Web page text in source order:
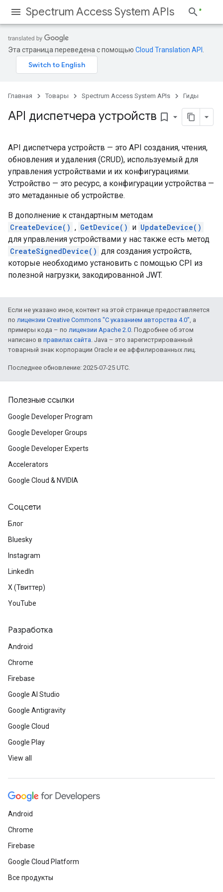
Spectrum Access System APIs
Эта страница переведена с помощью Cloud Translation API
Главная Товары Spectrum Access System APIs Гиды
API диспетчера устройств bookmark_border
API диспетчера устройств — это API создания, чтения,
обновления и удаления (CRUD), используемый для
управления устройствами и их конфигурациями.
Устройство — это ресурс, а конфигурации устройства —
это метаданные об устройстве.
В дополнение к стандартным методам
CreateDevice() , GetDevice() и UpdateDevice()
для управления устройствами у нас также есть метод
CreateSignedDevice() для создания устройств,
которые необходимо установить с помощью CPI из
полезной нагрузки, закодированной JWT.
Если не указано иное, контент на этой странице предоставляется
по лицензии Creative Commons "С указанием авторства 4.0", а
примеры кода – по лицензии Apache 2.0. Подробнее об этом
написано в правилах сайта. Java – это зарегистрированный
товарный знак корпорации Oracle и ее аффилированных лиц.
Последнее обновление: 2025-07-25 UTC.
Полезные ссылки
Google Developer Program
Google Developer Groups
Google Developer Experts
Accelerators
Google Cloud & NVIDIA
Соцсети
Блог
Bluesky
Instagram
LinkedIn
X (Твиттер)
YouTube
Разработка
Android
Chrome
Firebase
Google AI Studio
Google Antigravity
Google Cloud
Google Play
View all
Android
Chrome
Firebase
Google Cloud Platform
Все продукты